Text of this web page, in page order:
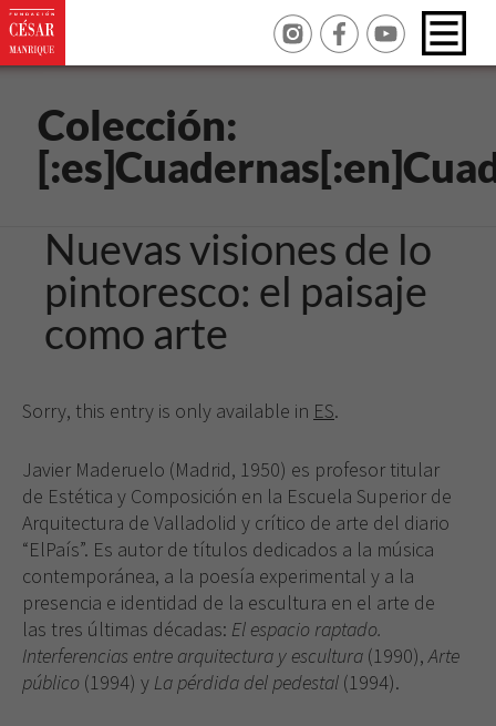
Colección:
Nuevas visiones de lo
pintoresco: el paisaje
como arte
Sorry, this entry is only available in ES.
Javier Maderuelo (Madrid, 1950) es profesor titular
de Estética y Composición en la Escuela Superior de
Arquitectura de Valladolid y crítico de arte del diario
“ElPaís”. Es autor de títulos dedicados a la música
contemporánea, a la poesía experimental y a la
presencia e identidad de la escultura en el arte de
las tres últimas décadas: El espacio raptado.
Interferencias entre arquitectura y escultura (1990),Arte
público (1994) y La pérdida del pedestal (1994).